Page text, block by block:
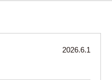
2026.6.1